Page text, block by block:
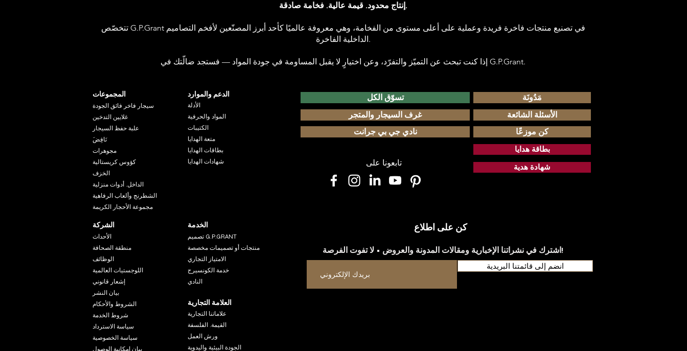
إنتاج محدود. قيمة عالية. فخامة صادقة.
تتخصّص G.P.Grant في تصنيع منتجات فاخرة فريدة وعملية على أعلى مستوى من الفخامة، وهي معروفة عالميًا كأحد أبرز المصنّعين لأفخم التصاميم
الداخلية الفاخرة.
إذا كنت تبحث عن التميّز والتفرّد، وعن اختيارٍ لا يقبل المساومة في جودة المواد — فستجد ضالّتك في G.P.Grant.
كن على اطلاع
اشترك في نشراتنا الإخبارية ومقالات المدونة والعروض • لا تفوت الفرصة!
انضم إلى قائمتنا البريدية
تسوّق الكل
مَدُونَة
غرف السيجار والمتجر
الأسئلة الشائعة
نادي جي بي جرانت
كن موزعًا
بطاقة هدايا
شهادة هدية
المجموعات
سيجار فاخر فائق الجودة
غلايين التدخين
علبة حفظ السيجار
َنَافِض
مجوهرات
كؤوس كريستالية
الخزف
الداخل. أدوات منزلية
الشطرنج وألعاب الرفاهية
مجموعة الأحجار الكريمة
الدعم والموارد
الأدلة
المواد والحرفية
الكتيبات
متعة الهدايا
بطاقات الهدايا
شهادات الهدايا
الشركة
الأحداث
منطقة الصحافة
الوظائف
اللوجستيات العالمية
إشعار قانوني
بيان النشر
الشروط والأحكام
شروط الخدمة
سياسة الاسترداد
سياسة الخصوصية
بيان إمكانية الوصول
الخدمة
تصميم G.P.GRANT
منتجات أو تصميمات مخصصة
الامتياز التجاري
خدمة الكونسيرج
النادي
العلامة التجارية
علاماتنا التجارية
القيمة. الفلسفة
ورش العمل
الجودة البيئية واليدوية